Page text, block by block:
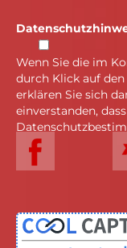
Wenn Sie die im
durch Klick auf
erklären Sie sich
einverstanden,